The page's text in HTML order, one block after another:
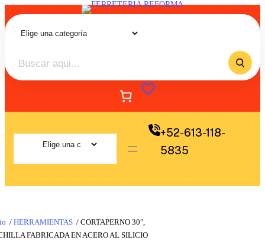
+52-613-118-
5835
/ HERRAMIENTAS / CORTAPERNO 30″,
FABRICADA EN ACERO AL SILICIO